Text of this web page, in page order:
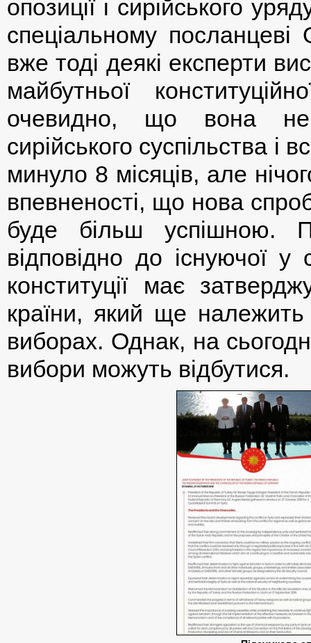
опозиції і сирійського
спеціальному
вже тоді деякі експерти
майбутньої
очевидно, що вона не
сирійського суспільства і
минуло 8 місяців, але
впевненості, що нова
буде більш успішною.
відповідно до існуючої у
конституції має
країни, який ще належить
виборах. Однак, на
вибори можуть відбутися.